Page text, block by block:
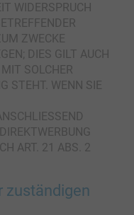
WIDERSPRUCH
ZWECKE
DIES GILT AUCH
SOLCHER
STEHT. WENN SIE
ART. 21 ABS. 2
zuständigen